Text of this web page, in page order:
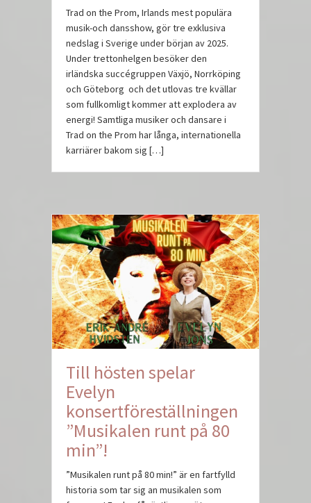
Trad on the Prom, Irlands mest populära
musik-och dansshow, gör tre exklusiva
nedslag i Sverige under början av 2025.
Under trettonhelgen besöker den
irländska succégruppen Växjö, Norrköping
och Göteborg och det utlovas tre kvällar
som fullkomligt kommer att explodera av
energi! Samtliga musiker och dansare i
Trad on the Prom har långa, internationella
karriärer bakom sig […]
Till hösten spelar
Evelyn
konsertföreställningen
”Musikalen runt på 80
min”!
”Musikalen runt på 80 min!” är en fartfylld
historia som tar sig an musikalen som